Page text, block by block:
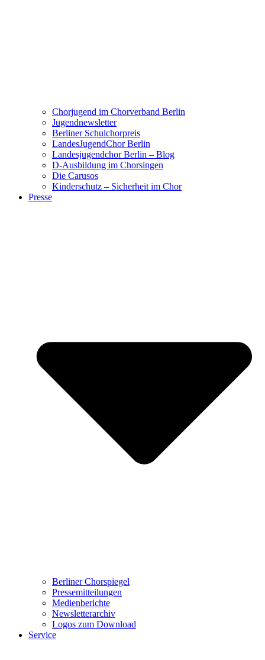
Chorjugend im Chorverband Berlin
Jugendnewsletter
Berliner Schulchorpreis
LandesJugendChor Berlin
Landesjugendchor Berlin – Blog
D-Ausbildung im Chorsingen
Die Carusos
Kinderschutz – Sicherheit im Chor
Presse
Berliner Chorspiegel
Pressemitteilungen
Medienberichte
Newsletterarchiv
Logos zum Download
Service